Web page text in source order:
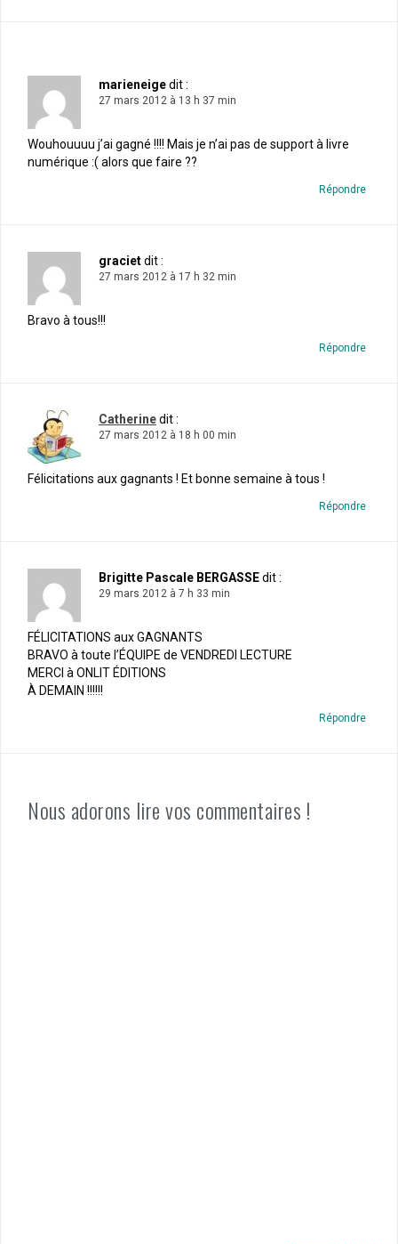
marieneigedit :
27 mars 2012 à 13 h 37 min
Wouhouuuu j’ai gagné !!!! Mais je n’ai pas de support à livre
numérique :( alors que faire ??
Répondre
gracietdit :
27 mars 2012 à 17 h 32 min
Bravo à tous!!!
Répondre
Catherinedit :
27 mars 2012 à 18 h 00 min
Félicitations aux gagnants ! Et bonne semaine à tous !
Répondre
Brigitte Pascale BERGASSEdit :
29 mars 2012 à 7 h 33 min
FÉLICITATIONS aux GAGNANTS
BRAVO à toute l’ÉQUIPE de VENDREDI LECTURE
MERCI à ONLIT ÉDITIONS
À DEMAIN !!!!!!
Répondre
Nous adorons lire vos commentaires !